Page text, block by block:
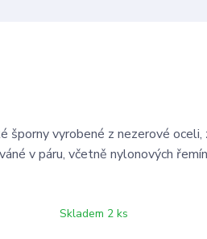
šporny vyrobené z nezerové
v páru, včetně nylonových
Skladem 2 ks